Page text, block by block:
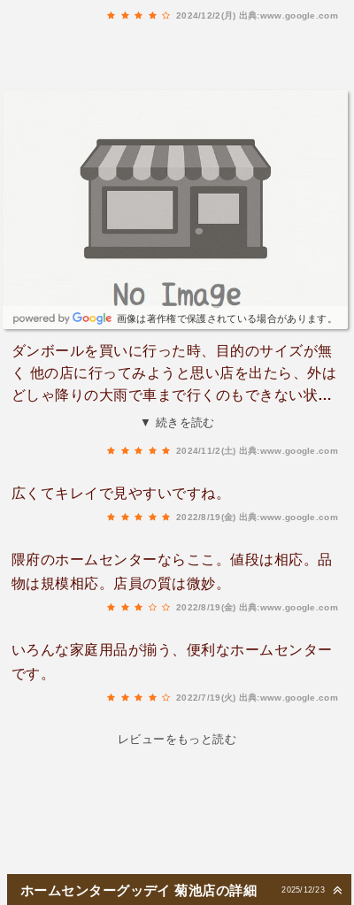
2024/12/2(月) 出典:www.google.com
画像は著作権で保護されている場合があります。
ダンボールを買いに行った時、目的のサイズが無
く 他の店に行ってみようと思い店を出たら、外は
どしゃ降りの大雨で車まで行くのもできない状
況。小降りになる迄まとうと思い 待っていると、
てから行こうと思ってたので断ってたのですが、
店員の対応が 凄く良く傘を借りることにしまし
▼ 続きを読む
2024/11/2(土) 出典:www.google.com
広くてキレイで見やすいですね。
2022/8/19(金) 出典:www.google.com
隈府のホームセンターならここ。値段は相応。品
物は規模相応。店員の質は微妙。
2022/8/19(金) 出典:www.google.com
いろんな家庭用品が揃う、便利なホームセンター
です。
2022/7/19(火) 出典:www.google.com
レビューをもっと読む
2025/12/23
ホームセンターグッデイ 菊池店の詳細